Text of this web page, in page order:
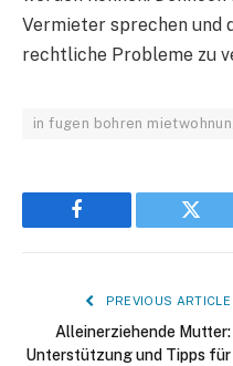
Vermieter sprechen und
rechtliche Probleme zu
in fugen bohren
Facebook
PREVIOUS ARTICLE
Alleinerziehende Mutter:
Unterstützung und Tipps für